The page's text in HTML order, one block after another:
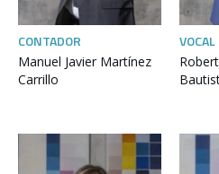
CONTADOR
Manuel Javier Martínez
Carrillo